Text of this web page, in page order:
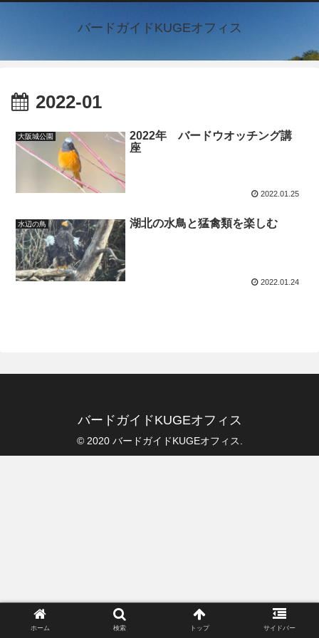
バードガイドKUGEオフィス
2022-01
大阪城公園
2022年 バードウオッチング講
座
2022.01.25
水辺の鳥 湖北の水鳥と猛禽類を楽しむ
2022.01.24
バードガイドKUGEオフィス
© 2020 バードガイドKUGEオフィス.
ホーム 検索 トップ サイドバー